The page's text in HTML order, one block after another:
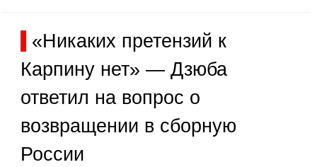
«Никаких претензий к
Карпину нет» — Дзюба
ответил на вопрос о
возвращении в сборную
России